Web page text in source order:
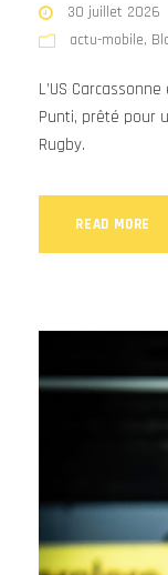
30 juillet 2026
actu-mobile,
L’US
Punti, prêté pour
Rugby.
READ MORE